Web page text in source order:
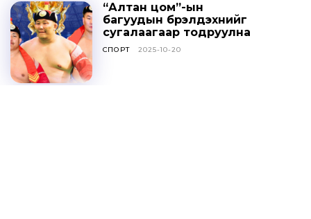
“Алтан цом”-ын
багуудын бүрэлдэхүүнийг
сугалаагаар тодруулна
СПОРТ 2025-10-20